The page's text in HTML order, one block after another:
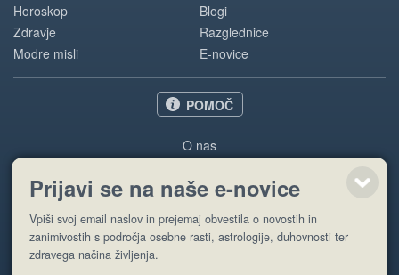
Horoskop
Zdravje
Modre misli
Blogi
Razglednice
E-novice
POMOČ
O nas
Pogoji uporabe
Pošlji stran
Prijavi se na naše e-novice
Vpiši svoj email naslov in prejemaj obvestila o novostih in
zanimivostih s področja osebne rasti, astrologije, duhovnosti ter
zdravega načina življenja.